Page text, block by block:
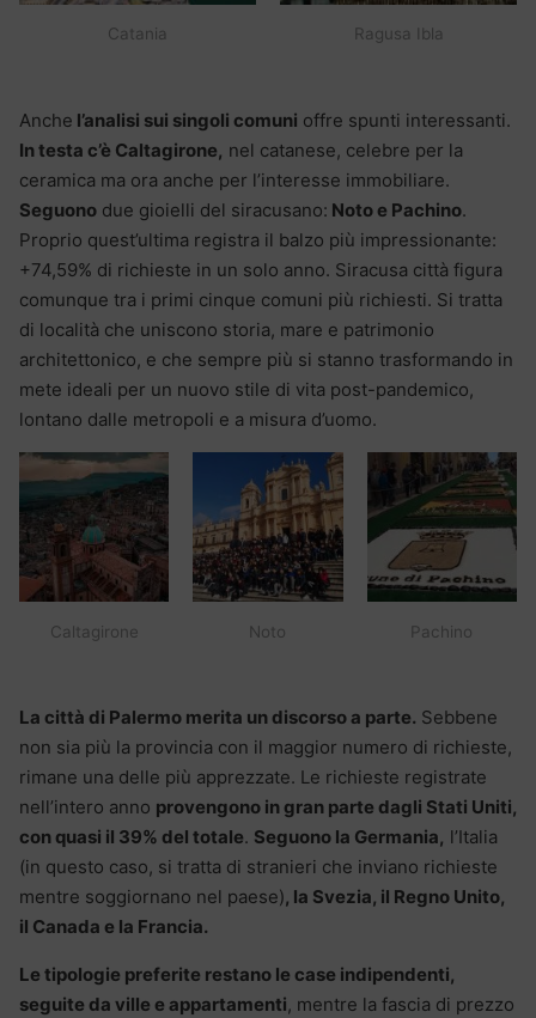
Catania Ragusa Ibla
Anche l’analisi sui singoli comuni offre spunti interessanti.
In testa c’è Caltagirone, nel catanese, celebre per la
ceramica ma ora anche per l’interesse immobiliare.
Seguono due gioielli del siracusano: Noto e Pachino.
Proprio quest’ultima registra il balzo più impressionante:
+74,59% di richieste in un solo anno. Siracusa città figura
comunque tra i primi cinque comuni più richiesti. Si tratta
di località che uniscono storia, mare e patrimonio
architettonico, e che sempre più si stanno trasformando in
mete ideali per un nuovo stile di vita post-pandemico,
lontano dalle metropoli e a misura d’uomo.
Caltagirone Noto Pachino
La città di Palermo merita un discorso a parte. Sebbene
non sia più la provincia con il maggior numero di richieste,
rimane una delle più apprezzate. Le richieste registrate
nell’intero anno provengono in gran parte dagli Stati Uniti,
con quasi il 39% del totale. Seguono la Germania, l’Italia
(in questo caso, si tratta di stranieri che inviano richieste
mentre soggiornano nel paese), la Svezia, il Regno Unito,
il Canada e la Francia.
Le tipologie preferite restano le case indipendenti,
seguite da ville e appartamenti, mentre la fascia di prezzo